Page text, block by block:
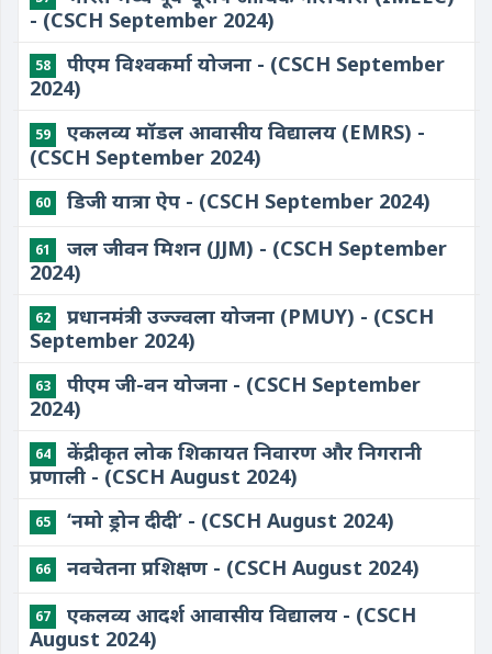
- (CSCH September 2024)
58
पीएम विश्वकर्मा योजना - (CSCH September
2024)
59
एकलव्य मॉडल आवासीय विद्यालय (EMRS) -
(CSCH September 2024)
60 डिजी यात्रा ऐप - (CSCH September 2024)
61
जल जीवन मिशन (JJM) - (CSCH September
2024)
62
प्रधानमंत्री उज्ज्वला योजना (PMUY) - (CSCH
September 2024)
63
पीएम जी-वन योजना - (CSCH September
2024)
64
केंद्रीकृत लोक शिकायत निवारण और निगरानी
प्रणाली - (CSCH August 2024)
65 ​‘नमो ड्रोन दीदी’ - (CSCH August 2024)
66 नवचेतना प्रशिक्षण - (CSCH August 2024)
67
​एकलव्य आदर्श आवासीय विद्यालय - (CSCH
August 2024)